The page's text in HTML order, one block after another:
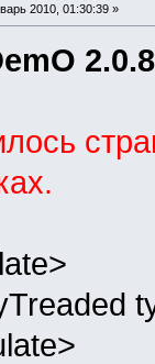
2010, 01:30:39 »
2.0.8